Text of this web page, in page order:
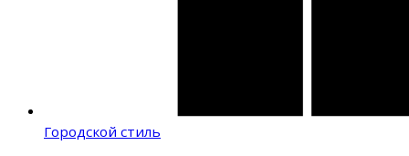
Городской стиль